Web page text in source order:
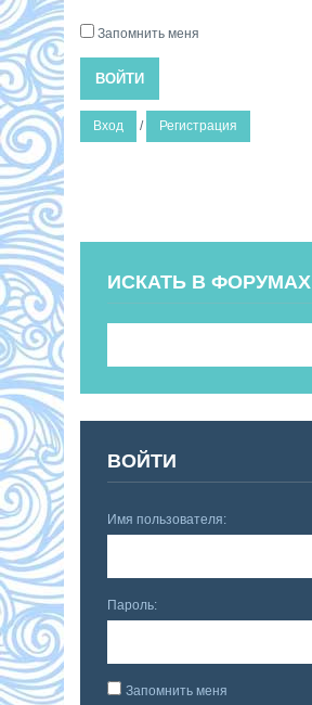
Запомнить меня
ВОЙТИ
Вход / Регистрация
ИСКАТЬ В ФОРУМАХ
ВОЙТИ
Имя пользователя:
Пароль:
Запомнить меня